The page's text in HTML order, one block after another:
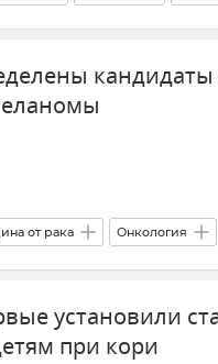
от рака Онкология
установили
при кори